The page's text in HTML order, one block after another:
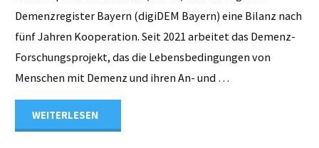
Demenzregister Bayern (digiDEM Bayern) eine Bilanz nach
fünf Jahren Kooperation. Seit 2021 arbeitet das Demenz-
Forschungsprojekt, das die Lebensbedingungen von
Menschen mit Demenz und ihren An- und …
WEITERLESEN